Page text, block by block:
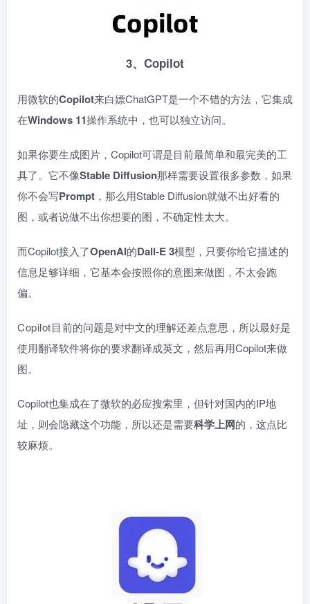
3、Copilot
用微软的Copilot来白嫖ChatGPT是一个不错的方法，它集成
在Windows 11操作系统中，也可以独立访问。
如果你要生成图片，Copilot可谓是目前最简单和最完美的工
具了。它不像Stable Diffusion那样需要设置很多参数，如果
你不会写Prompt ，那么用Stable Diffusion就做不出好看的
图，或者说做不出你想要的图，不确定性太大。
而Copilot接入了OpenAI的Dall-E 3模型，只要你给它描述的
信息足够详细，它基本会按照你的意图来做图，不太会跑
偏。
Copilot目前的问题是对中文的理解还差点意思，所以最好是
使用翻译软件将你的要求翻译成英文，然后再用Copilot来做
图。
Copilot也集成在了微软的必应搜索里，但针对国内的IP地
址，则会隐藏这个功能，所以还是需要科学上网的，这点比
较麻烦。